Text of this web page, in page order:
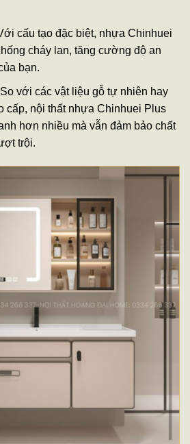
cấu tạo đặc biệt, nhựa Chinhuei
cháy lan, tăng cường độ an
bạn.
So với các vật liệu gỗ tự nhiên hay
cấp, nội thất nhựa Chinhuei Plus
hơn nhiều mà vẫn đảm bảo chất
trội.